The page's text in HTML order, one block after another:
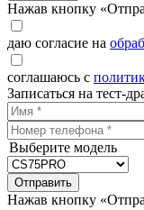
Нажав кнопку
даю согласие на
соглашаюсь с
Записаться на тест-
Выберите модель
Отправить
Нажав кнопку